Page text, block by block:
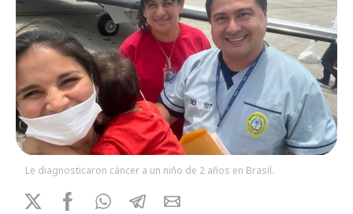
Le diagnosticaron cáncer a un niño de 2 años en Brasil.